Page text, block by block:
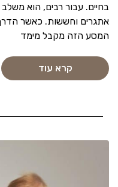
בחיים. עבור רבים, הוא
אתגרים וחששות. כאשר
המסע הזה מקבל מימד
קרא עוד